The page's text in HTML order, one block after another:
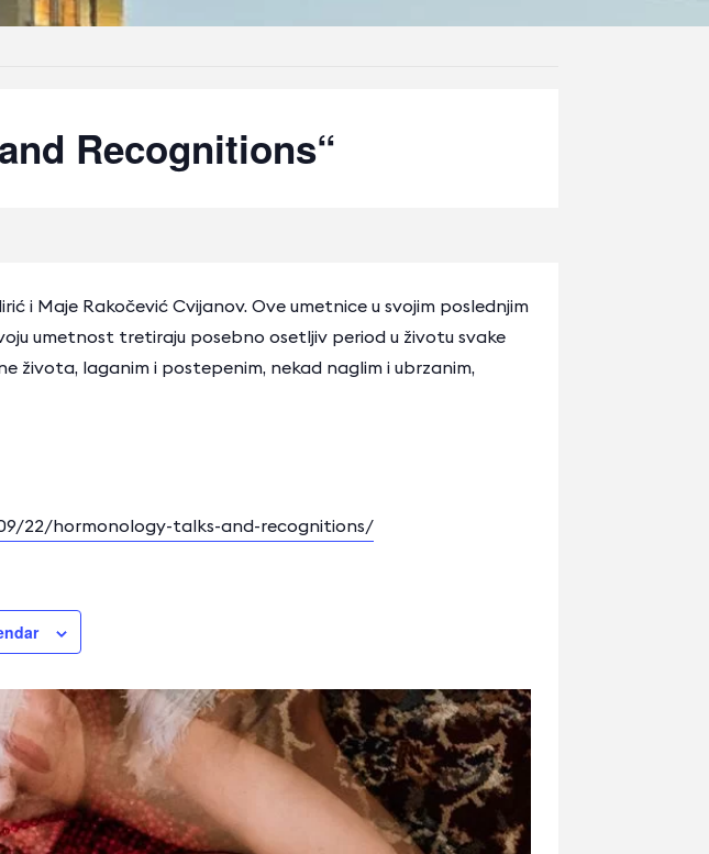
Recognitions“
i Maje Rakočević Cvijanov. Ove umetnice u svojim poslednjim
umetnost tretiraju posebno osetljiv period u životu svake
života, laganim i postepenim, nekad naglim i ubrzanim,
22/hormonology-talks-and-recognitions/